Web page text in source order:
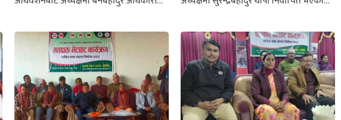
मतसहित विजयी बनेका हुन्। बुधबार साँझ
सार्वजनिक परिणामअनुसार अधिकारीका
प्रतिस्पर्धी माधव बास्तोलाले ३ सय ४७ र
अध्यक्षका अर्का उम्मेदवार विवेक त्रिपाठीले १७
मत ल्याए। पदाधिकारीमा पनि अधिकारी
प्यानलकै उम्मेदवार विजयी भएका छन्।
उपाध्यक्षमा भेषराज बराल ५ सय...
कृष्णबहादुर नेपालीलाई ७५ मतले पराजित गर्दै
थापा अध्यक्ष निर्वाचित भएका हुन्। थापाको मत
२ सय ८० आउँदा नेपालीको मत २ सय ०५ मत
आयो। मेनबहादुर अधिकारी उपाध्यक्षमा र
काजीराम रोका सचिवमा निर्वाचित भए।
उपाध्यक्षका अन्य प्रत्यासीहरु विजयी
अधिकारीले २ सय...